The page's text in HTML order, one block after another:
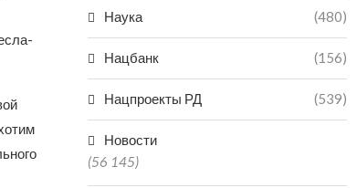
Наука (480)
Нацбанк (156)
Нацпроекты РД (539)
Новости
(56 145)